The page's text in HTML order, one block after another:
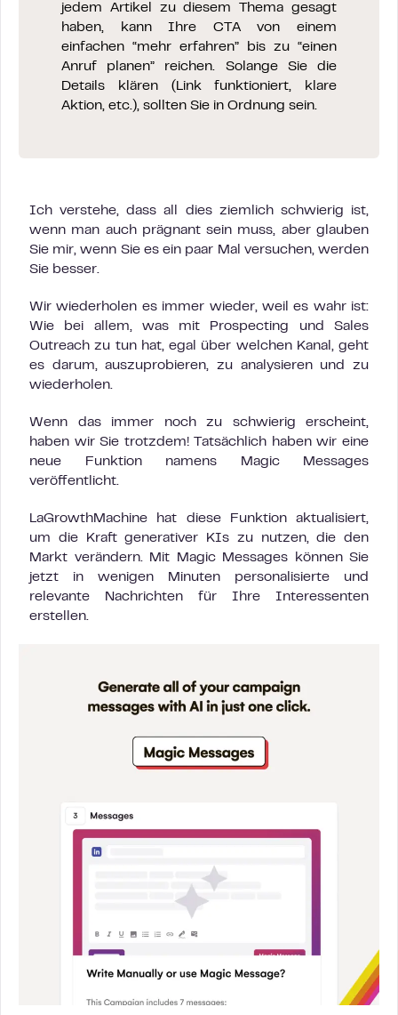
jedem Artikel zu diesem Thema gesagt
haben, kann Ihre CTA von einem
einfachen “mehr erfahren” bis zu “einen
Anruf planen” reichen. Solange Sie die
Details klären (Link funktioniert, klare
Aktion, etc.), sollten Sie in Ordnung sein.
Ich verstehe, dass all dies ziemlich schwierig ist,
wenn man auch prägnant sein muss, aber glauben
Sie mir, wenn Sie es ein paar Mal versuchen, werden
Sie besser.
Wir wiederholen es immer wieder, weil es wahr ist:
Wie bei allem, was mit Prospecting und Sales
Outreach zu tun hat, egal über welchen Kanal, geht
es darum, auszuprobieren, zu analysieren und zu
wiederholen.
Wenn das immer noch zu schwierig erscheint,
haben wir Sie trotzdem! Tatsächlich haben wir eine
neue Funktion namens Magic Messages
veröffentlicht.
LaGrowthMachine hat diese Funktion aktualisiert,
um die Kraft generativer KIs zu nutzen, die den
Markt verändern. Mit Magic Messages können Sie
jetzt in wenigen Minuten personalisierte und
relevante Nachrichten für Ihre Interessenten
erstellen.